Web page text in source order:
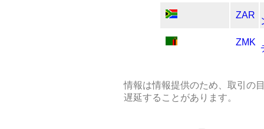
ZAR
ZMK
情報は情報提供のため、取引の
遅延することがあります。